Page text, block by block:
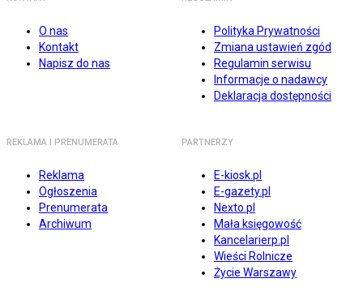
O nas
Kontakt
Napisz do nas
Polityka Prywatności
Zmiana ustawień zgód
Regulamin serwisu
Informacje o nadawcy
Deklaracja dostępności
REKLAMA I PRENUMERATA
Reklama
Ogłoszenia
Prenumerata
Archiwum
PARTNERZY
E-kiosk.pl
E-gazety.pl
Nexto.pl
Mała księgowość
Kancelarierp.pl
Wieści Rolnicze
Życie Warszawy